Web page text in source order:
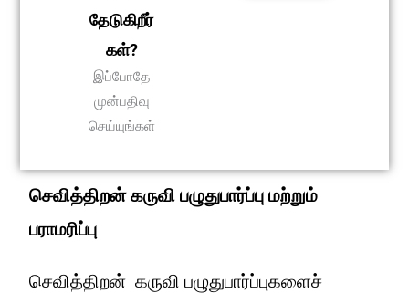
தேடுகிறீர்
கள்?
இப்போதே
முன்பதிவு
செய்யுங்கள்
செவித்திறன் கருவி பழுதுபார்ப்பு மற்றும்
பராமரிப்பு
செவித்திறன் கருவி பழுதுபார்ப்புகளைச்